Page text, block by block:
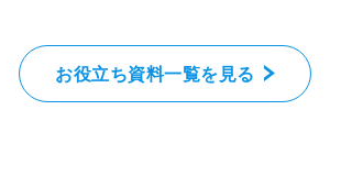
お役立ち資料一覧を見る